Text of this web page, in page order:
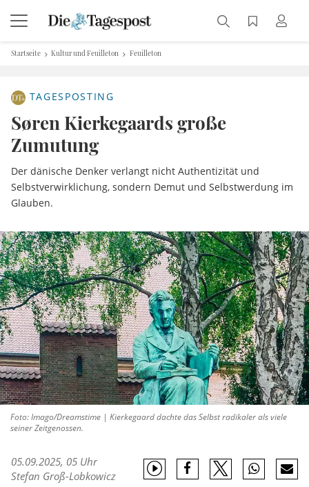
Startseite Kultur und Feuilleton Feuilleton
TAGESPOSTING
Søren Kierkegaards große
Zumutung
Der dänische Denker verlangt nicht Authentizität und
Selbstverwirklichung, sondern Demut und Selbstwerdung im
Glauben.
Foto: Imago/Dreamstime | Kierkegaard dachte das Selbst radikaler als viele
seiner Zeitgenossen.
05.09.2025, 05 Uhr
Stefan Groß-Lobkowicz